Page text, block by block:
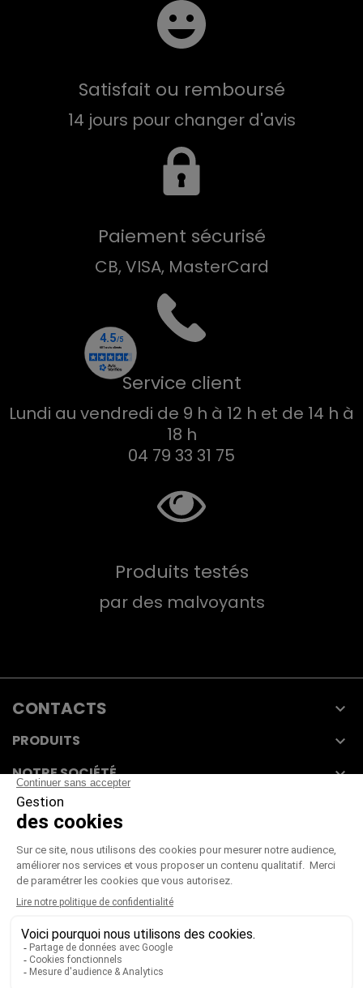
Satisfait ou remboursé
14 jours pour changer d'avis
Paiement sécurisé
CB, VISA, MasterCard
Service client
Lundi au vendredi de 9 h à 12 h et de 14 h à
18 h
04 79 33 31 75
Produits testés
par des malvoyants
CONTACTS 
PRODUITS 
NOTRE SOCIÉTÉ 
VOTRE COMPTE
CGV|CGU |Mentions légales
Paiement sécurisé
Télécharger notre catalogue